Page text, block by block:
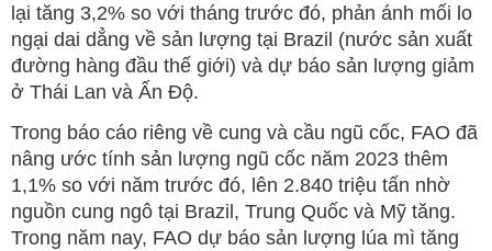
lại tăng 3,2% so với tháng trước đó, phản ánh mối lo
ngại dai dẳng về sản lượng tại Brazil (nước sản xuất
đường hàng đầu thế giới) và dự báo sản lượng giảm
ở Thái Lan và Ấn Độ.
Trong báo cáo riêng về cung và cầu ngũ cốc, FAO đã
nâng ước tính sản lượng ngũ cốc năm 2023 thêm
1,1% so với năm trước đó, lên 2.840 triệu tấn nhờ
nguồn cung ngô tại Brazil, Trung Quốc và Mỹ tăng.
Trong năm nay, FAO dự báo sản lượng lúa mì tăng